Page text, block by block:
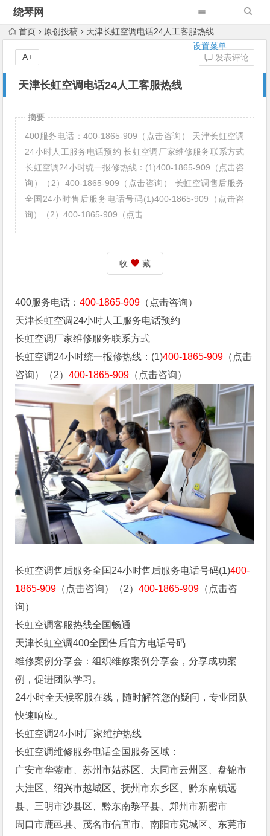
绕琴网
设置菜单
首页 原创投稿 天津长虹空调电话24人工客服热线
天津长虹空调电话24人工客服热线
发表评论
A+
摘要
400服务电话：400-1865-909（点击咨询） 天津长虹空调
24小时人工服务电话预约 长虹空调厂家维修服务联系方式
长虹空调24小时统一报修热线：(1)400-1865-909（点击咨
询）（2）400-1865-909（点击咨询） 长虹空调售后服务
全国24小时售后服务电话号码(1)400-1865-909（点击咨
询）（2）400-1865-909（点击…
收 藏
400服务电话：400-1865-909 （点击咨询）
天津长虹空调24小时人工服务电话预约
长虹空调厂家维修服务联系方式
长虹空调24小时统一报修热线：(1)400-1865-909 （点击
咨询）（2）400-1865-909 （点击咨询）
长虹空调售后服务全国24小时售后服务电话号码(1)400-
1865-909 （点击咨询）（2）400-1865-909 （点击咨
询）
长虹空调客服热线全国畅通
天津长虹空调400全国售后官方电话号码
维修案例分享会：组织维修案例分享会，分享成功案
例，促进团队学习。
24小时全天候客服在线，随时解答您的疑问，专业团队
快速响应。
长虹空调24小时厂家维护热线
长虹空调维修服务电话全国服务区域：
广安市华蓥市、苏州市姑苏区、大同市云州区、盘锦市
大洼区、绍兴市越城区、抚州市东乡区、黔东南镇远
县、三明市沙县区、黔东南黎平县、郑州市新密市
周口市鹿邑县、茂名市信宜市、南阳市宛城区、东莞市